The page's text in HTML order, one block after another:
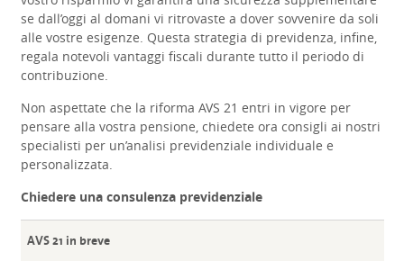
se dall’oggi al domani vi ritrovaste a dover sovvenire da soli
alle vostre esigenze. Questa strategia di previdenza, infine,
regala notevoli vantaggi fiscali durante tutto il periodo di
contribuzione.
Non aspettate che la riforma AVS 21 entri in vigore per
pensare alla vostra pensione, chiedete ora consigli ai nostri
specialisti per un’analisi previdenziale individuale e
personalizzata.
Chiedere una consulenza previdenziale
AVS 21 in breve